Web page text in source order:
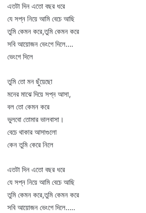
এতটা দিন এতো বছর ধরে
যে সপ্ন নিয়ে আমি বেচে আছি
তুমি কেমন করে,তুমি কেমন করে
সবি আয়োজন ভেংগে দিলে….
ভেংগে দিলে
তুমি তো মন ছুঁয়েছো
মনের মাঝে দিয়ে সপ্ন আসা,
বল তো কেমন করে
ভুলবো তোমার ভালবাসা।
বেচে থাকার আসাগুলো
কেন তুমি কেরে নিলে
এতটা দিন এতো বছর ধরে
যে সপ্ন নিয়ে আমি বেচে আছি
তুমি কেমন করে,তুমি কেমন করে
সবি আয়োজন ভেংগে দিলে…..